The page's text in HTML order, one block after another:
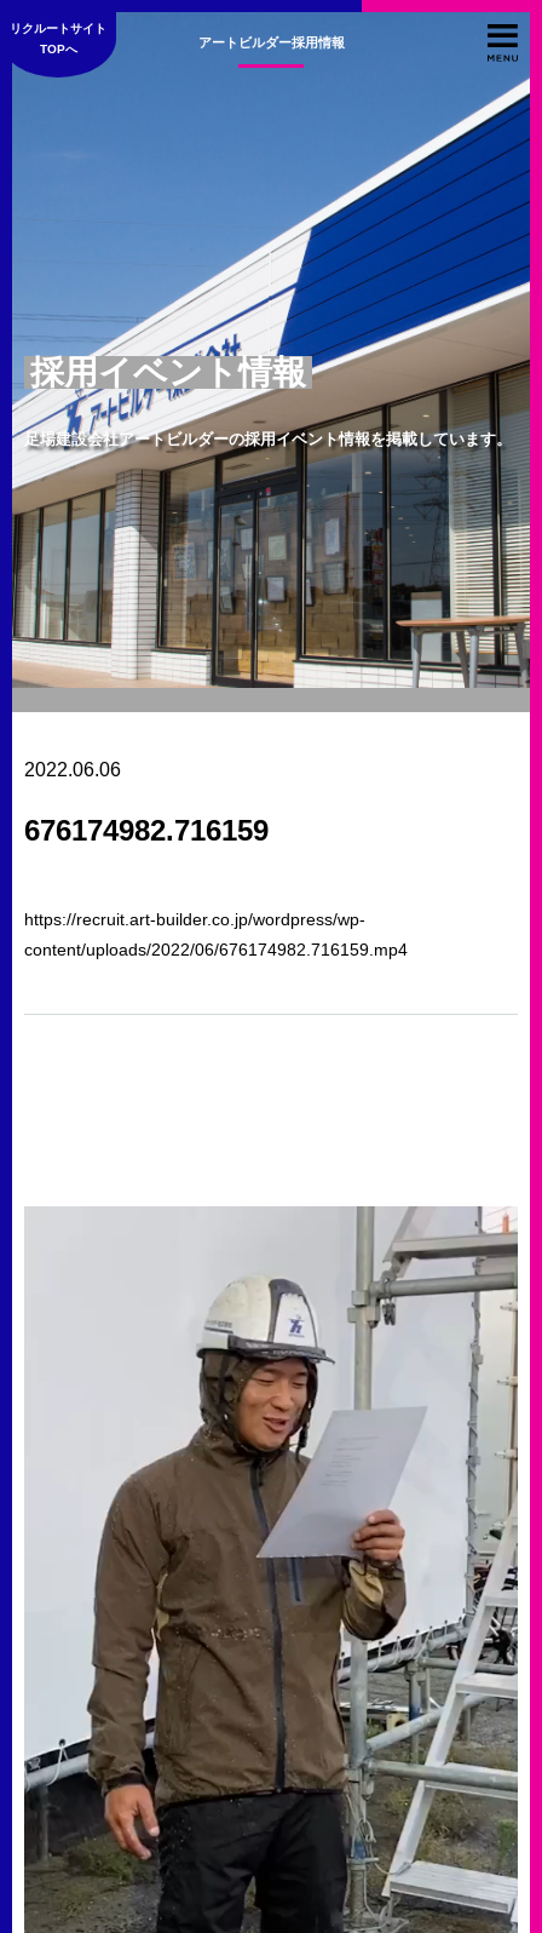
リクルートサイト
TOPへ
アートビルダー採用情報
採用イベント情報
足場建設会社アートビルダーの採用イベント情報を掲載しています。
2022.06.06
676174982.716159
https://recruit.art-builder.co.jp/wordpress/wp-
content/uploads/2022/06/676174982.716159.mp4